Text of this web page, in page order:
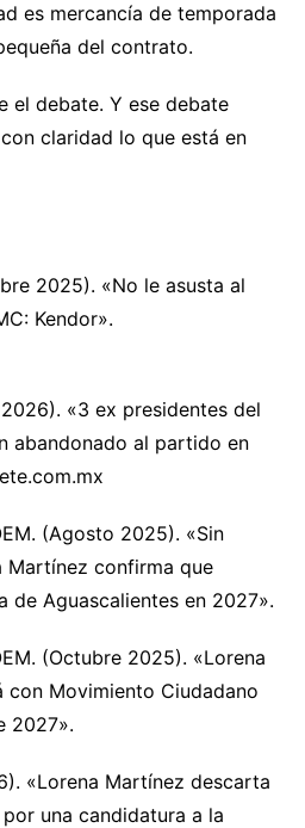
es mercancía de temporada
del contrato.
el debate. Y ese debate
claridad lo que está en
2025). «No le asusta al
Kendor».
«3 ex presidentes del
abandonado al partido en
(Agosto 2025). «Sin
confirma que
de Aguascalientes en 2027».
(Octubre 2025). «Lorena
con Movimiento Ciudadano
2027».
«Lorena Martínez descarta
una candidatura a la